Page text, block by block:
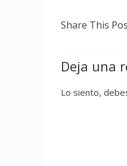
Share This
Deja una
Lo siento,